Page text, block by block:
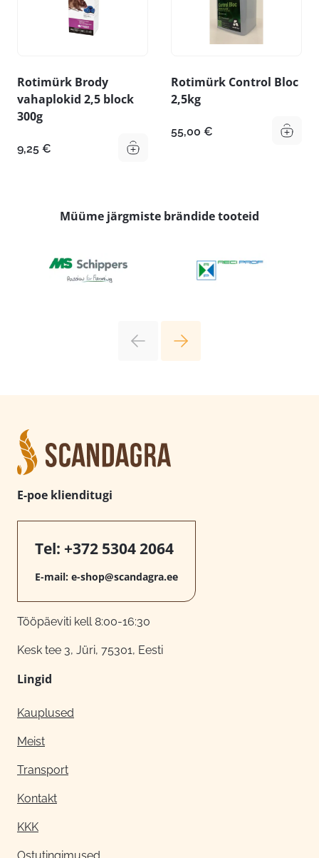
Rotimürk Brody
vahaplokid 2,5 block
300g
9,25 €
Rotimürk Control Bloc
2,5kg
55,00 €
Müüme järgmiste brändide tooteid
E-poe klienditugi
Tel: +372 5304 2064
E-mail: e-shop@scandagra.ee
Tööpäeviti kell 8:00-16:30
Kesk tee 3, Jüri, 75301, Eesti
Lingid
Kauplused
Meist
Transport
Kontakt
KKK